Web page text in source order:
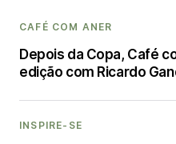
CAFÉ COM ANER
Depois da Copa, Café
edição com Ricardo
INSPIRE-SE